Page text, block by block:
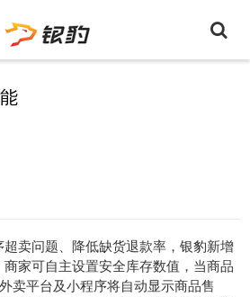
卖问题、降低缺货退款率，银豹新增
家可自主设置安全库存数值，当商品
卖平台及小程序将自动显示商品售